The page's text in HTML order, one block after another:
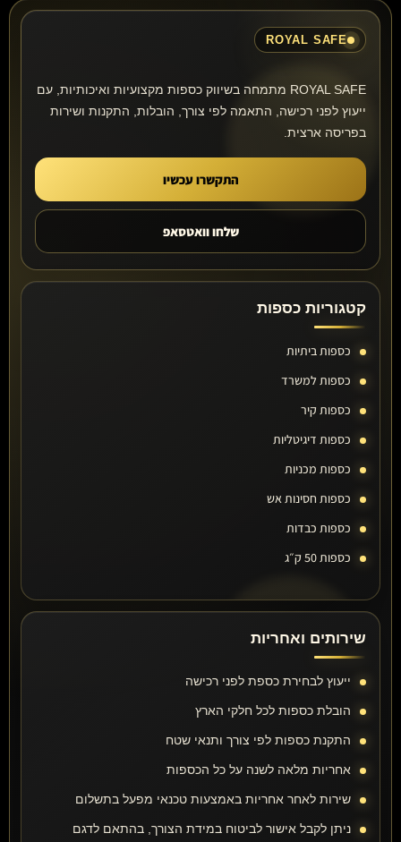
ROYAL SAFE
ROYAL SAFE מתמחה בשיווק כספות מקצועיות ואיכותיות, עם
ייעוץ לפני רכישה, התאמה לפי צורך, הובלות, התקנות ושירות
בפריסה ארצית.
התקשרו עכשיו
שלחו וואטסאפ
קטגוריות כספות
כספות ביתיות
כספות למשרד
כספות קיר
כספות דיגיטליות
כספות מכניות
כספות חסינות אש
כספות כבדות
כספות 50 ק״ג
שירותים ואחריות
ייעוץ לבחירת כספת לפני רכישה
הובלת כספות לכל חלקי הארץ
התקנת כספות לפי צורך ותנאי שטח
אחריות מלאה לשנה על כל הכספות
שירות לאחר אחריות באמצעות טכנאי מפעל בתשלום
ניתן לקבל אישור לביטוח במידת הצורך, בהתאם לדגם